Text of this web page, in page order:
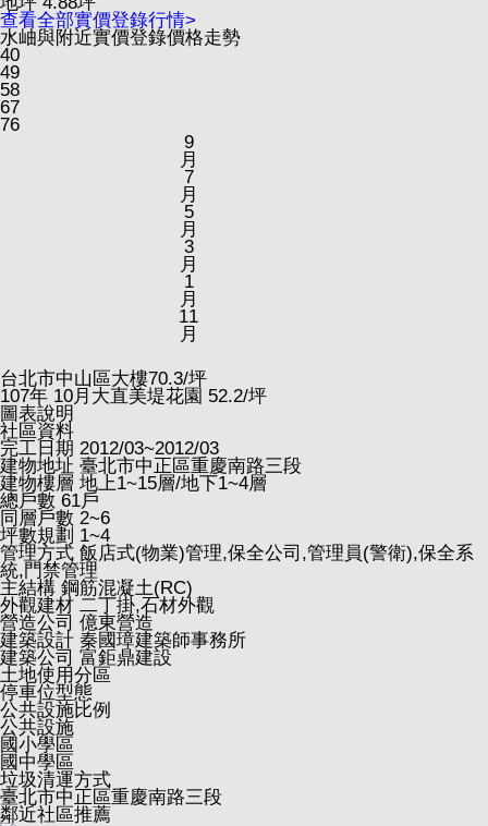
查看全部實價登錄行情>
水岫與附近實價登錄價格走勢
40
49
58
67
76
9
月
7
月
5
月
3
月
1
月
11
月
台北市中山區大樓70.3/坪
107年 10月大直美堤花園 52.2/坪
圖表說明
社區資料
完工日期 2012/03~2012/03
建物地址 臺北市中正區重慶南路三段
建物樓層 地上1~15層/地下1~4層
總戶數 61戶
同層戶數 2~6
坪數規劃 1~4
管理方式 飯店式(物業)管理,保全公司,管理員(警衛),保全系
統,門禁管理
主結構 鋼筋混凝土(RC)
外觀建材 二丁掛,石材外觀
營造公司 億東營造
建築設計 秦國璋建築師事務所
建築公司 富鉅鼎建設
土地使用分區
停車位型態
公共設施比例
公共設施
國小學區
國中學區
垃圾清運方式
臺北市中正區重慶南路三段
鄰近社區推薦